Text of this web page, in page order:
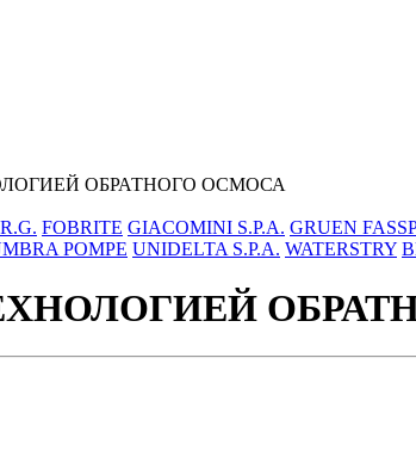
ОБРАТНОГО ОСМОСА
FOBRITE GIACOMINI S.P.A. GRUEN
POMPE UNIDELTA S.P.A. WATERSTRY